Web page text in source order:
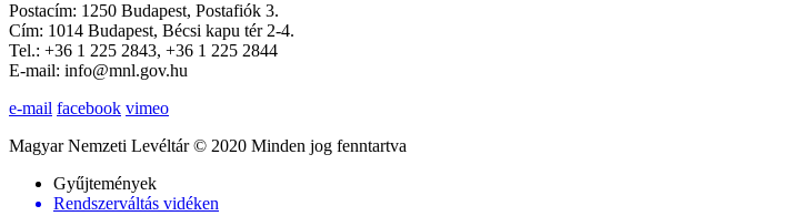
Postacím: 1250 Budapest, Postafiók 3.
Cím: 1014 Budapest, Bécsi kapu tér 2-4.
Tel.: +36 1 225 2843, +36 1 225 2844
E-mail: info@mnl.gov.hu
e-mail facebook vimeo
Magyar Nemzeti Levéltár © 2020 Minden jog fenntartva
Gyűjtemények
Rendszerváltás vidéken